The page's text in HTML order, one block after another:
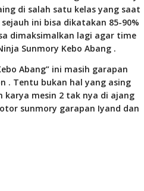
di salah satu kelas yang saat
ini bisa dikatakan 85-90%
dimaksimalkan lagi agar time
Sunmory Kebo Abang .
Abang” ini masih garapan
. Tentu bukan hal yang asing
karya mesin 2 tak nya di ajang
sunmory garapan Iyand dan